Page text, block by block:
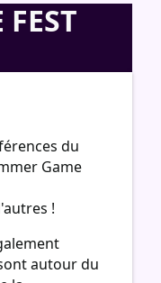
du
Game
!
autour du